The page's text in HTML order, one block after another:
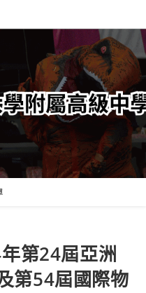
第24屆亞洲
第54屆國際物